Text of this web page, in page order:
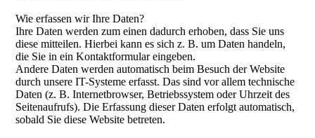
Wie erfassen wir Ihre Daten?
Ihre Daten werden zum einen dadurch erhoben, dass Sie uns
diese mitteilen. Hierbei kann es sich z. B. um Daten handeln,
die Sie in ein Kontaktformular eingeben.
Andere Daten werden automatisch beim Besuch der Website
durch unsere IT-Systeme erfasst. Das sind vor allem technische
Daten (z. B. Internetbrowser, Betriebssystem oder Uhrzeit des
Seitenaufrufs). Die Erfassung dieser Daten erfolgt automatisch,
sobald Sie diese Website betreten.